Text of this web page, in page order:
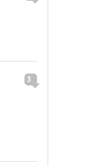
3